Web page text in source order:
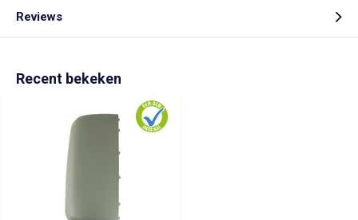
Reviews
Recent bekeken